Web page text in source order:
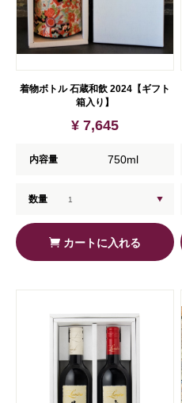
着物ボトル 石蔵和飲 2024【ギフト
箱入り】
¥ 7,645
内容量 750ml
数量
カートに入れる